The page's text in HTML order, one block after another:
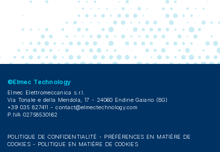
©Elmec Technology
Elmec Elettromeccanica s.r.l.
Via Tonale e della Mendola, 17 - 24060 Endine Gaiano (BG)
+39 035 827411 -contact@elmectechnology.com
P.IVA 02758530162
POLITIQUE DE CONFIDENTIALITÉ- PRÉFÉRENCES EN MATIÈRE DE
COOKIES - POLITIQUE EN MATIÈRE DE COOKIES